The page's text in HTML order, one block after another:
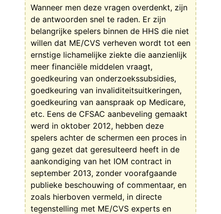
Wanneer men deze vragen overdenkt, zijn
de antwoorden snel te raden. Er zijn
belangrijke spelers binnen de HHS die niet
willen dat ME/CVS verheven wordt tot een
ernstige lichamelijke ziekte die aanzienlijk
meer financiële middelen vraagt,
goedkeuring van onderzoekssubsidies,
goedkeuring van invaliditeitsuitkeringen,
goedkeuring van aanspraak op Medicare,
etc. Eens de CFSAC aanbeveling gemaakt
werd in oktober 2012, hebben deze
spelers achter de schermen een proces in
gang gezet dat geresulteerd heeft in de
aankondiging van het IOM contract in
september 2013, zonder voorafgaande
publieke beschouwing of commentaar, en
zoals hierboven vermeld, in directe
tegenstelling met ME/CVS experts en